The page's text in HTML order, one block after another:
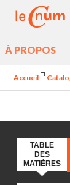
À PROPOS
Accueil
TABLE
DES
MATIÈRES